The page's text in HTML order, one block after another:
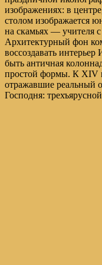
изображениях: в
столом изображается
на скамьях — учителя
Архитектурный фон
воссоздавать
быть античная
простой формы. К XIV
отражавшие реальный
Господня: